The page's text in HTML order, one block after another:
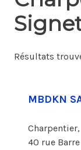
Résultats
MBDKN
Charpentier,
40 rue Barre